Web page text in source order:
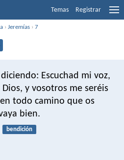
Temas Registrar
›Jeremías ›7
Escuchad mi voz,
y vosotros me seréis
todo camino que os
bien.
bendición